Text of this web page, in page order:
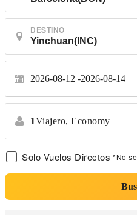
DESTINO
2026-08-12 2026-08-14
1Viajero, Economy
Solo Vuelos Directos *No